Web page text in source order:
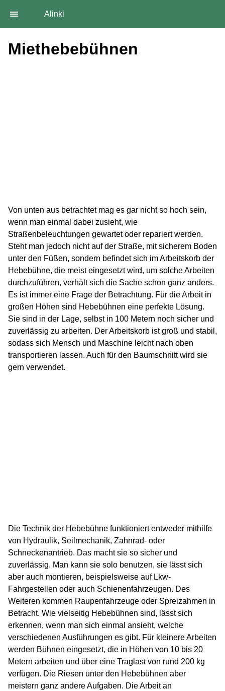
Alinki
Miethebebühnen
Von unten aus betrachtet mag es gar nicht so hoch sein,
wenn man einmal dabei zusieht, wie
Straßenbeleuchtungen gewartet oder repariert werden.
Steht man jedoch nicht auf der Straße, mit sicherem Boden
unter den Füßen, sondern befindet sich im Arbeitskorb der
Hebebühne, die meist eingesetzt wird, um solche Arbeiten
durchzuführen, verhält sich die Sache schon ganz anders.
Es ist immer eine Frage der Betrachtung. Für die Arbeit in
großen Höhen sind Hebebühnen eine perfekte Lösung.
Sie sind in der Lage, selbst in 100 Metern noch sicher und
zuverlässig zu arbeiten. Der Arbeitskorb ist groß und stabil,
sodass sich Mensch und Maschine leicht nach oben
transportieren lassen. Auch für den Baumschnitt wird sie
gern verwendet.
Die Technik der Hebebühne funktioniert entweder mithilfe
von Hydraulik, Seilmechanik, Zahnrad- oder
Schneckenantrieb. Das macht sie so sicher und
zuverlässig. Man kann sie solo benutzen, sie lässt sich
aber auch montieren, beispielsweise auf Lkw-
Fahrgestellen oder auch Schienenfahrzeugen. Des
Weiteren kommen Raupenfahrzeuge oder Spreizahmen in
Betracht. Wie vielseitig Hebebühnen sind, lässt sich
erkennen, wenn man sich einmal ansieht, welche
verschiedenen Ausführungen es gibt. Für kleinere Arbeiten
werden Bühnen eingesetzt, die in Höhen von 10 bis 20
Metern arbeiten und über eine Traglast von rund 200 kg
verfügen. Die Riesen unter den Hebebühnen aber
meistern ganz andere Aufgaben. Die Arbeit an